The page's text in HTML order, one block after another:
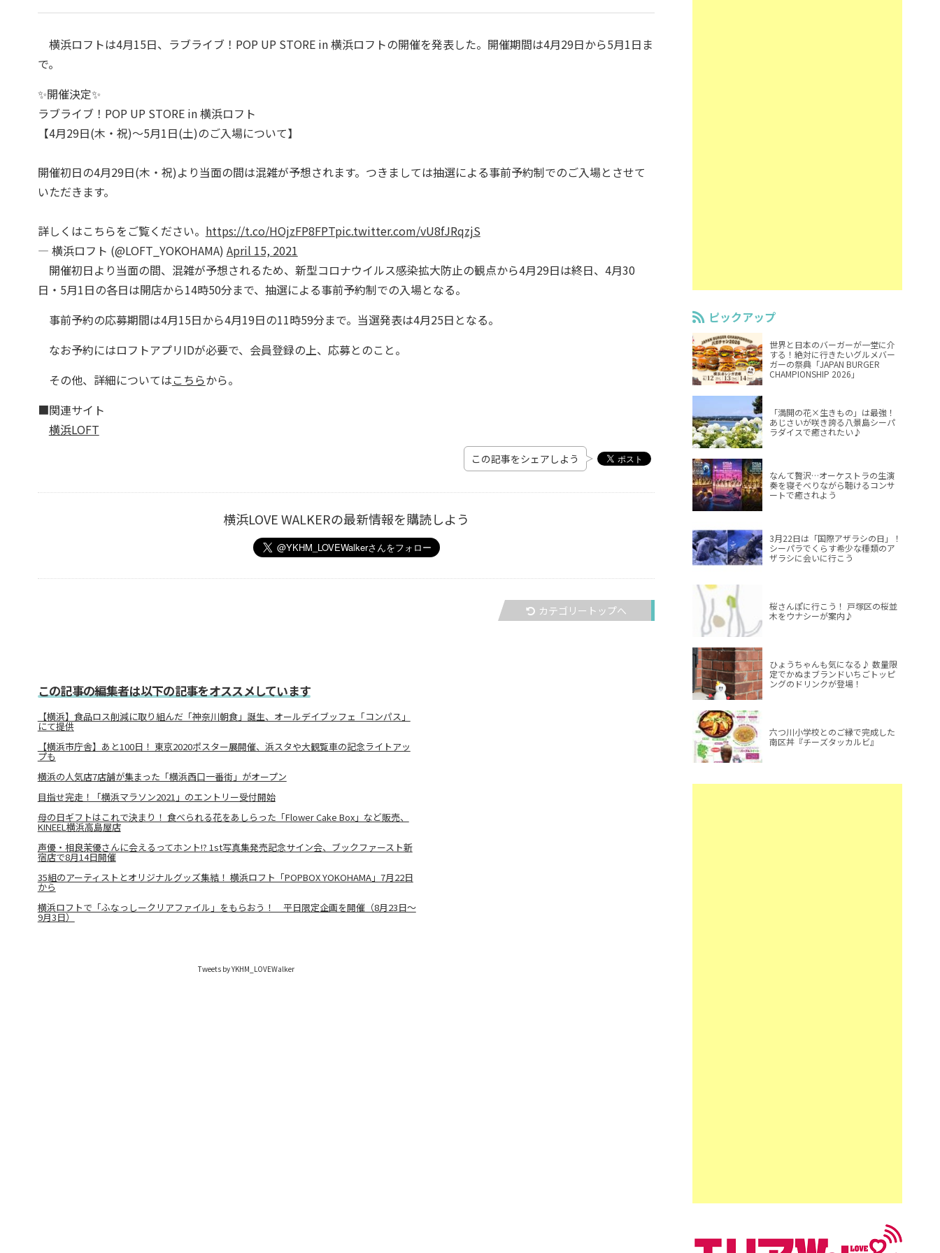
横浜ロフトは4月15日、ラブライブ！POP UP STORE in 横浜ロフトの開催を発表した。開催期間は4月29日から5月1日ま
で。
✨開催決定✨
ラブライブ！POP UP STORE in 横浜ロフト
【4月29日(木・祝)～5月1日(土)のご入場について】
開催初日の4月29日(木・祝)より当面の間は混雑が予想されます。つきましては抽選による事前予約制でのご入場とさせて
いただきます。
詳しくはこちらをご覧ください。 https://t.co/HOjzFP8FPTpic.twitter.com/vU8fJRqzjS
— 横浜ロフト (@LOFT_YOKOHAMA) April 15, 2021
開催初日より当面の間、混雑が予想されるため、新型コロナウイルス感染拡大防止の観点から4月29日は終日、4月30
日・5月1日の各日は開店から14時50分まで、抽選による事前予約制での入場となる。
事前予約の応募期間は4月15日から4月19日の11時59分まで。当選発表は4月25日となる。
なお予約にはロフトアプリIDが必要で、会員登録の上、応募とのこと。
その他、詳細についてはこちらから。
■関連サイト
横浜LOFT
この記事をシェアしよう
横浜LOVE WALKERの最新情報を購読しよう
カテゴリートップへ
この記事の編集者は以下の記事をオススメしています
【横浜】食品ロス削減に取り組んだ「神奈川朝食」誕生、オールデイブッフェ「コンパス」
にて提供
【横浜市庁舎】あと100日！ 東京2020ポスター展開催、浜スタや大観覧車の記念ライトアッ
プも
横浜の人気店7店舗が集まった「横浜西口一番街」がオープン
目指せ完走！「横浜マラソン2021」のエントリー受付開始
母の日ギフトはこれで決まり！ 食べられる花をあしらった「Flower Cake Box」など販売、
KINEEL横浜高島屋店
声優・相良茉優さんに会えるってホント!? 1st写真集発売記念サイン会、ブックファースト新
宿店で8月14日開催
35組のアーティストとオリジナルグッズ集結！ 横浜ロフト「POPBOX YOKOHAMA」7月22日
から
横浜ロフトで「ふなっしークリアファイル」をもらおう！ 平日限定企画を開催（8月23日～
9月3日）
Tweets by YKHM_LOVEWalker
ピックアップ
世界と日本のバーガーが一堂に介
する！絶対に行きたいグルメバー
ガーの祭典「JAPAN BURGER
CHAMPIONSHIP 2026」
「満開の花×生きもの」は最強！
あじさいが咲き誇る八景島シーパ
ラダイスで癒されたい♪
なんて贅沢…オーケストラの生演
奏を寝そべりながら聴けるコンサ
ートで癒されよう
3月22日は「国際アザラシの日」！
シーパラでくらす希少な種類のア
ザラシに会いに行こう
桜さんぽに行こう！ 戸塚区の桜並
木をウナシーが案内♪
ひょうちゃんも気になる♪ 数量限
定でかぬまブランドいちごトッピ
ングのドリンクが登場！
六つ川小学校とのご縁で完成した
南区丼『チーズタッカルビ』